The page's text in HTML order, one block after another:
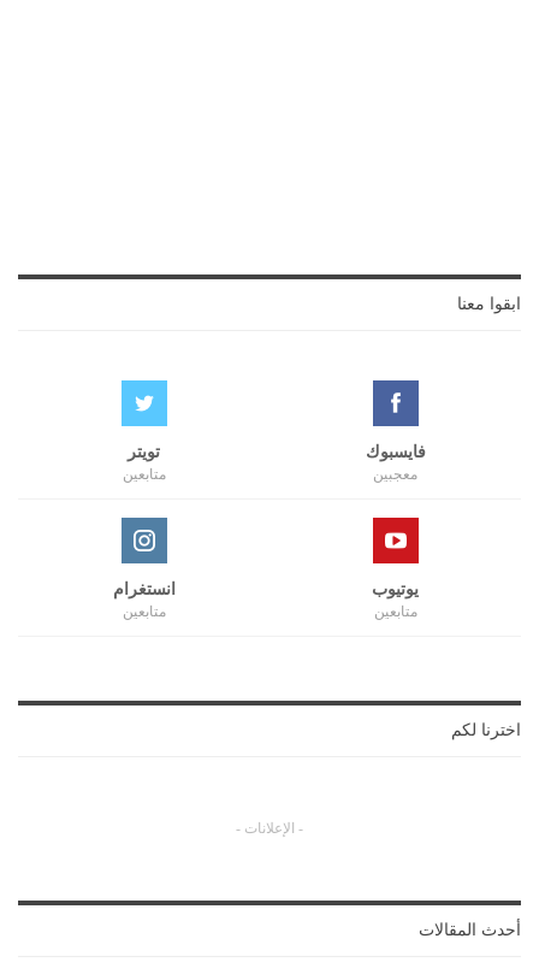
ابقوا معنا
فايسبوك
معجبين
تويتر
متابعين
يوتيوب
متابعين
انستغرام
متابعين
اخترنا لكم
- الإعلانات -
أحدث المقالات